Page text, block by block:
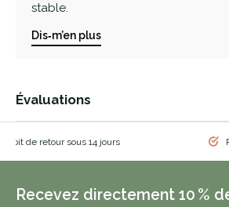
stable.
Dis‑m’en plus
Évaluations
de retour sous 14 jours
Recevez directement 10 %